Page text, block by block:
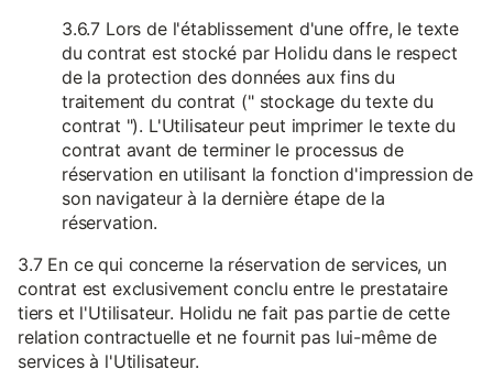
3.6.7 Lors de l'établissement d'une offre, le texte
du contrat est stocké par Holidu dans le respect
de la protection des données aux fins du
traitement du contrat (" stockage du texte du
contrat "). L'Utilisateur peut imprimer le texte du
contrat avant de terminer le processus de
réservation en utilisant la fonction d'impression de
son navigateur à la dernière étape de la
réservation.
3.7 En ce qui concerne la réservation de services, un
contrat est exclusivement conclu entre le prestataire
tiers et l'Utilisateur. Holidu ne fait pas partie de cette
relation contractuelle et ne fournit pas lui-même de
services à l'Utilisateur.